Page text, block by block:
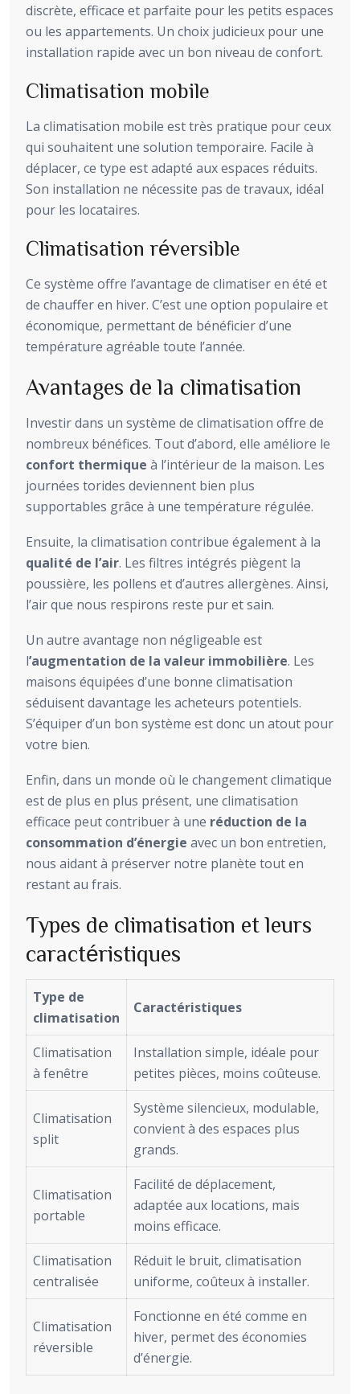
discrète, efficace et parfaite pour les petits espaces
ou les appartements. Un choix judicieux pour une
installation rapide avec un bon niveau de confort.
Climatisation mobile
La climatisation mobile est très pratique pour ceux
qui souhaitent une solution temporaire. Facile à
déplacer, ce type est adapté aux espaces réduits.
Son installation ne nécessite pas de travaux, idéal
pour les locataires.
Climatisation réversible
Ce système offre l’avantage de climatiser en été et
de chauffer en hiver. C’est une option populaire et
économique, permettant de bénéficier d’une
température agréable toute l’année.
Avantages de la climatisation
Investir dans un système de climatisation offre de
nombreux bénéfices. Tout d’abord, elle améliore le
confort thermique à l’intérieur de la maison. Les
journées torides deviennent bien plus
supportables grâce à une température régulée.
Ensuite, la climatisation contribue également à la
qualité de l’air. Les filtres intégrés piègent la
poussière, les pollens et d’autres allergènes. Ainsi,
l’air que nous respirons reste pur et sain.
Un autre avantage non négligeable est
l’augmentation de la valeur immobilière. Les
maisons équipées d’une bonne climatisation
séduisent davantage les acheteurs potentiels.
S’équiper d’un bon système est donc un atout pour
votre bien.
Enfin, dans un monde où le changement climatique
est de plus en plus présent, une climatisation
efficace peut contribuer à une réduction de la
consommation d’énergie avec un bon entretien,
nous aidant à préserver notre planète tout en
restant au frais.
Types de climatisation et leurs
caractéristiques
Type de
climatisation
Caractéristiques
Climatisation
à fenêtre
Installation simple, idéale pour
petites pièces, moins coûteuse.
Climatisation
split
Système silencieux, modulable,
convient à des espaces plus
grands.
Climatisation
portable
Facilité de déplacement,
adaptée aux locations, mais
moins efficace.
Climatisation
centralisée
Réduit le bruit, climatisation
uniforme, coûteux à installer.
Climatisation
réversible
Fonctionne en été comme en
hiver, permet des économies
d’énergie.